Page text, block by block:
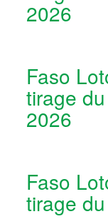
2026
Faso
tirage
2026
Faso
tirage